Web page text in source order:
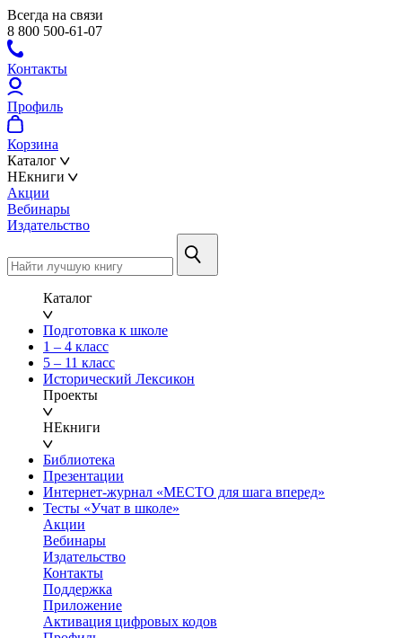
Всегда на связи
8 800 500-61-07
Контакты
Профиль
Корзина
Каталог
НЕкниги
Акции
Вебинары
Издательство
Каталог
Подготовка к школе
1 – 4 класс
5 – 11 класс
Исторический Лексикон
Проекты
НЕкниги
Библиотека
Презентации
Интернет-журнал «МЕСТО для шага вперед»
Тесты «Учат в школе»
Акции
Вебинары
Издательство
Контакты
Поддержка
Приложение
Активация цифровых кодов